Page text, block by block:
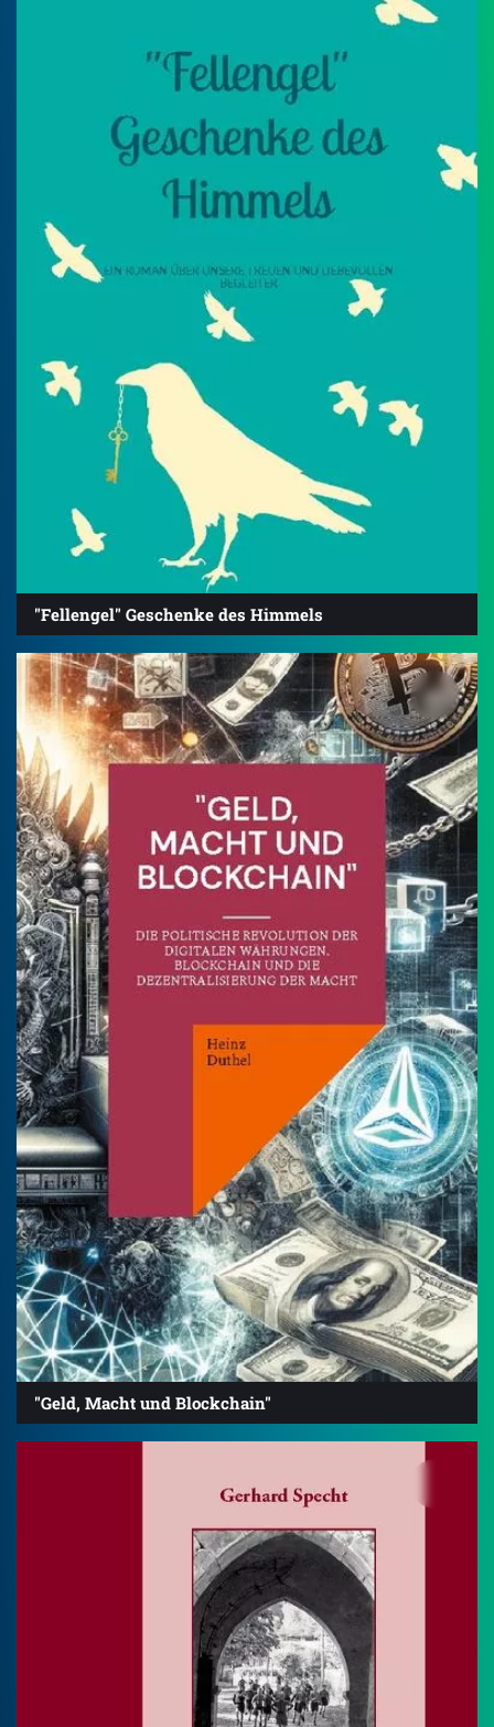
"Fellengel" Geschenke des Himmels
"Geld, Macht und Blockchain"